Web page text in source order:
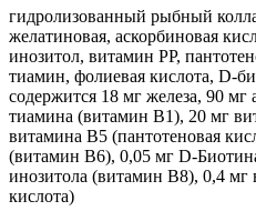
гидролизованный рыбный
желатиновая, аскорбиновая
инозитол, витамин PP,
тиамин, фолиевая кислота, D-
содержится 18 мг железа, 90
тиамина (витамин В1), 20 мг
витамина В5 (пантотеновая
(витамин В6), 0,05 мг D-
инозитола (витамин В8), 0,4 мг
кислота)